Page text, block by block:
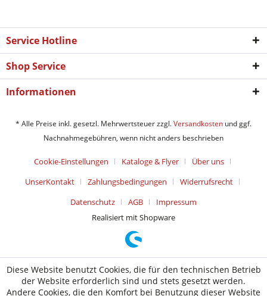
Service Hotline
Shop Service
Informationen
* Alle Preise inkl. gesetzl. Mehrwertsteuer zzgl.Versandkosten und ggf.
Nachnahmegebühren, wenn nicht anders beschrieben
Cookie-Einstellungen Kataloge & Flyer
Über uns
UnserKontakt
Zahlungsbedingungen
Widerrufsrecht
Datenschutz
AGB
Impressum
Realisiert mit Shopware
Diese Website benutzt Cookies, die für den technischen Betrieb
der Website erforderlich sind und stets gesetzt werden.
Andere Cookies, die den Komfort bei Benutzung dieser Website